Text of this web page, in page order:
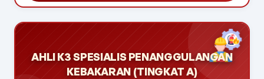
AHLI K3 SPESIALIS PENANGGULANGAN
KEBAKARAN (TINGKAT A)